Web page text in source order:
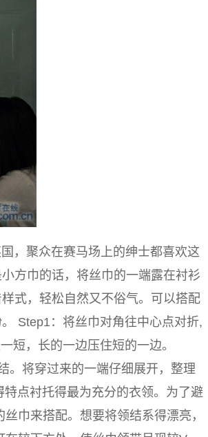
，聚众在赛马场上的绅士都喜欢这
方巾的话，将丝巾的一端露在衬衫
式，轻松自然又不俗气。可以搭配
Step1：将丝巾对角往中心点对折,
短，长的一边压住短的一边。
。将穿过来的一端仔细展开，整理
点衬托得最为充分的衣领。为了避
巾来搭配。想要将领结系得漂亮，